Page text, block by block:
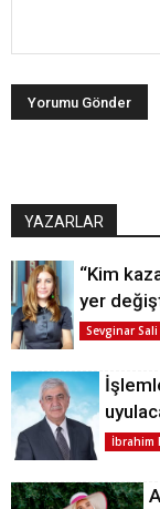
YAZARLAR
“Kim
yer
Sevginar Sali
İbrahim